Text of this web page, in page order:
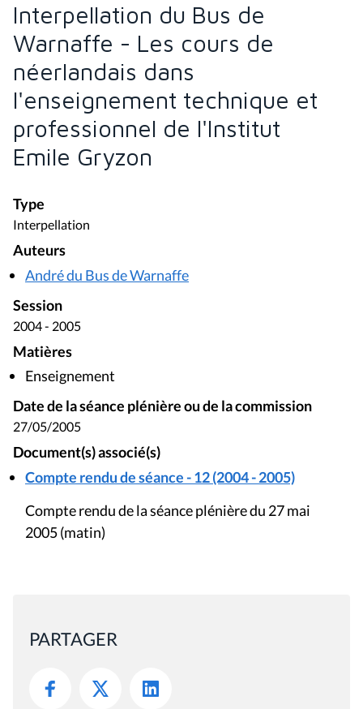
Interpellation du Bus de
Warnaffe - Les cours de
néerlandais dans
l'enseignement technique et
professionnel de l'Institut
Emile Gryzon
Type
Interpellation
Auteurs
André du Bus de Warnaffe
Session
2004 - 2005
Matières
Enseignement
Date de la séance plénière ou de la commission
27/05/2005
Document(s) associé(s)
Compte rendu de séance - 12 (2004 - 2005)
Compte rendu de la séance plénière du 27 mai
2005 (matin)
PARTAGER